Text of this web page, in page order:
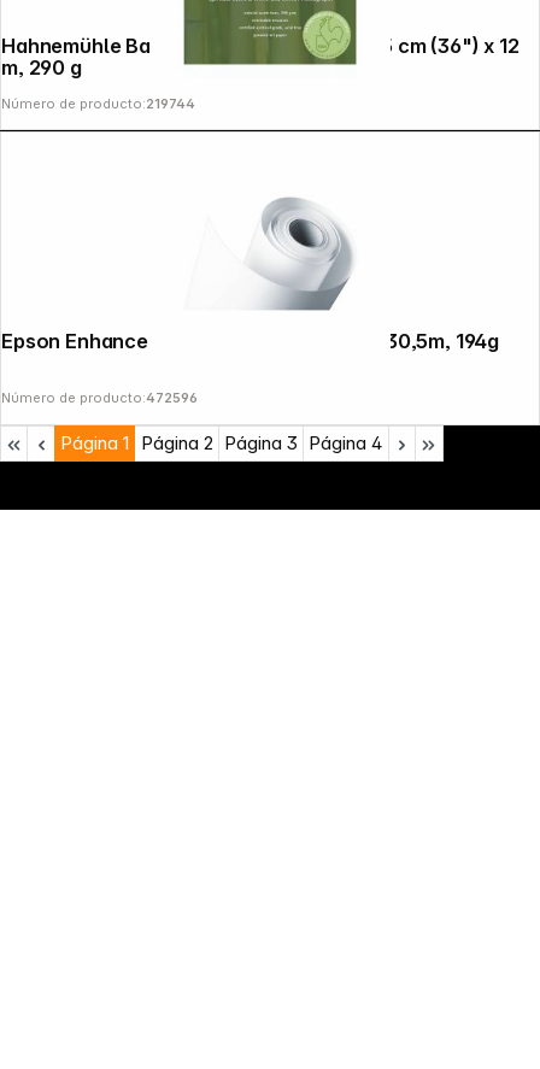
Hahnemühle Bamboo natural blanco 91,5 cm (36") x 12
m, 290 g
Número de producto:219744
Epson Enhanced Matte Paper 111,8 cm x 30,5m, 194g
Número de producto:472596
Página 1 Página 2 Página 3 Página 4